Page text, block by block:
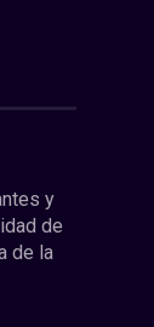
y
de
de la